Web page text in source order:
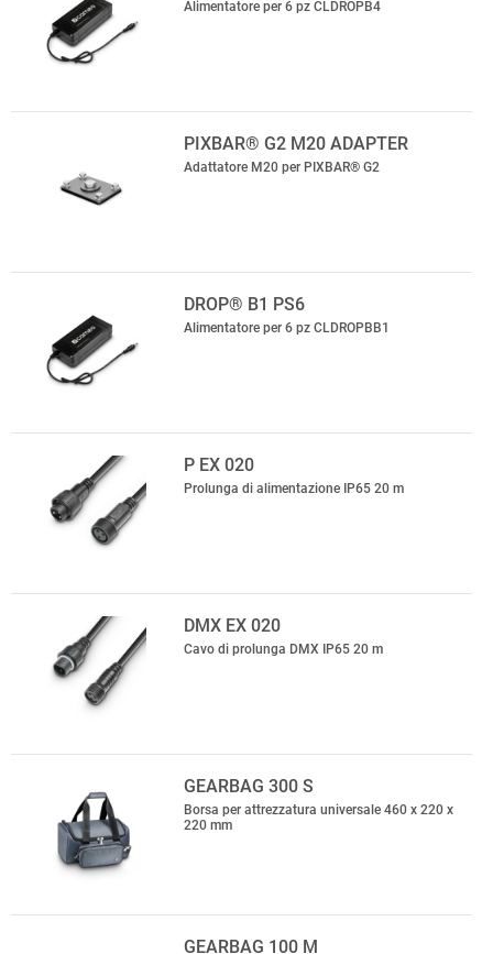
Alimentatore per 6 pz CLDROPB4
PIXBAR® G2 M20 ADAPTER
Adattatore M20 per PIXBAR® G2
DROP® B1 PS6
Alimentatore per 6 pz CLDROPBB1
P EX 020
Prolunga di alimentazione IP65 20 m
DMX EX 020
Cavo di prolunga DMX IP65 20 m
GEARBAG 300 S
Borsa per attrezzatura universale 460 x 220 x
220 mm
GEARBAG 100 M